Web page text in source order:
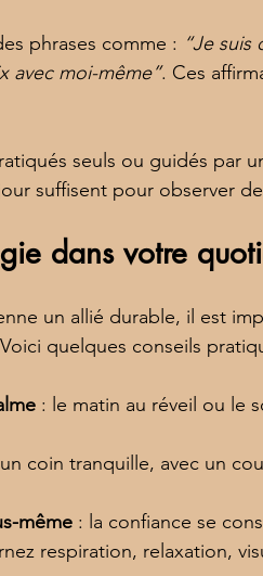
phrases comme : “Je suis
avec moi-même”. Ces
seuls ou guidés par
suffisent pour observer
dans votre
un allié durable, il est
quelques conseils
: le matin au réveil ou le
coin tranquille, avec un
même : la confiance se
respiration, relaxation,